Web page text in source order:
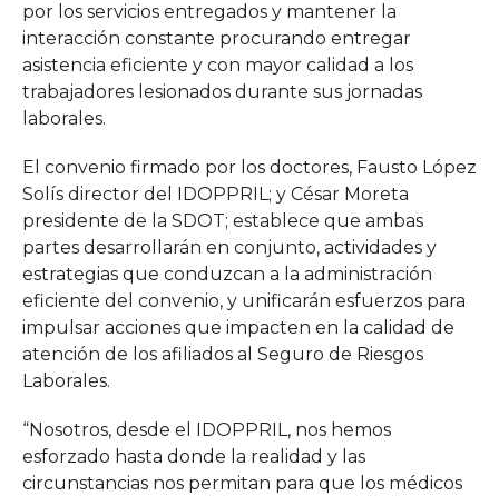
por los servicios entregados y mantener la
interacción constante procurando entregar
asistencia eficiente y con mayor calidad a los
trabajadores lesionados durante sus jornadas
laborales.
El convenio firmado por los doctores, Fausto López
Solís director del IDOPPRIL; y César Moreta
presidente de la SDOT; establece que ambas
partes desarrollarán en conjunto, actividades y
estrategias que conduzcan a la administración
eficiente del convenio, y unificarán esfuerzos para
impulsar acciones que impacten en la calidad de
atención de los afiliados al Seguro de Riesgos
Laborales.
“Nosotros, desde el IDOPPRIL, nos hemos
esforzado hasta donde la realidad y las
circunstancias nos permitan para que los médicos